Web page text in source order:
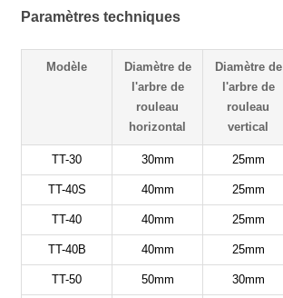
Paramètres techniques
Modèle
Diamètre de
l'arbre de
rouleau
horizontal
Diamètre de
l'arbre de
rouleau
vertical
TT-30 30mm 25mm
TT-40S 40mm 25mm
TT-40 40mm 25mm
TT-40B 40mm 25mm
TT-50 50mm 30mm